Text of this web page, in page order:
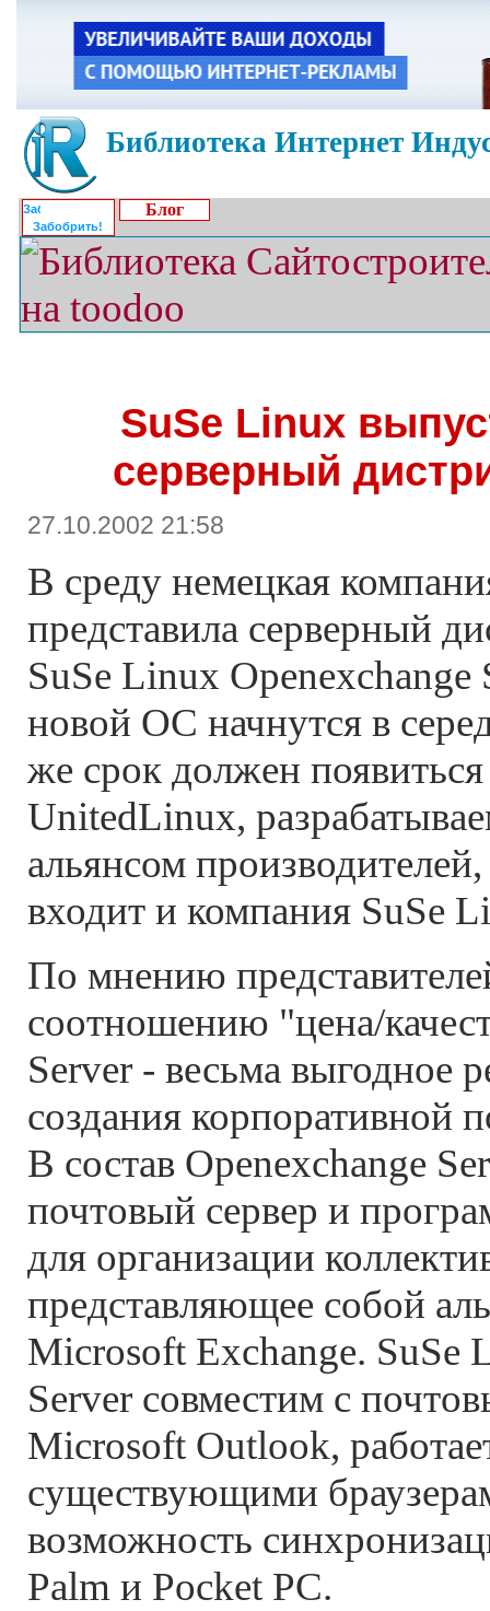
Библиотека Интернет
Забобрить!
Блог
SuSe Linux
серверный
27.10.2002 21:58
В среду немецкая
представила серверный
SuSe Linux Openexchange
новой ОС начнутся в
же срок должен
UnitedLinux,
альянсом
входит и компания SuSe
По мнению
соотношению "цена/
Server - весьма выгодное
создания корпоративной
В состав Openexchange
почтовый сервер и
для организации
представляющее собой
Microsoft Exchange. SuSe
Server совместим с
Microsoft Outlook,
существующими
возможность
Palm и Pocket PC.